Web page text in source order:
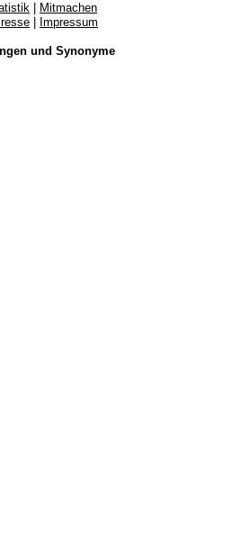
Mitmachen
Impressum
und Synonyme